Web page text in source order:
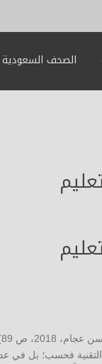
الصحف السعودية
نعيشُ الآن في بيئةٍ تتَّسم بسُرعة التَّطوُّر والتَّغيُّر
فحسب؛ بل في